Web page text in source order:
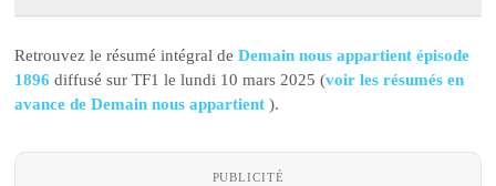
Retrouvez le résumé intégral deDemain nous appartient épisode
1896 diffusé sur TF1 le lundi 10 mars 2025 (voir les résumés en
avance de Demain nous appartient).
PUBLICITÉ